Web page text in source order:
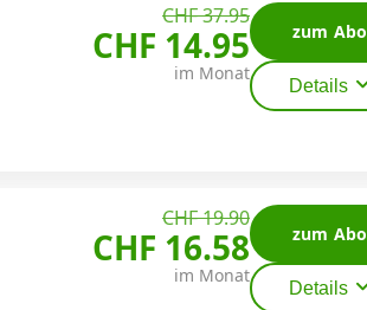
CHF 37.95
CHF 14.95
im Monat
zum Abo
Details
CHF 19.90
CHF 16.58
im Monat
zum Abo
Details